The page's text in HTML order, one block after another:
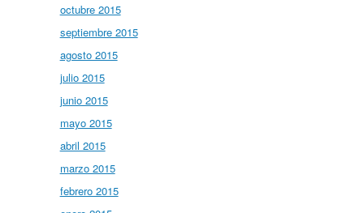
octubre 2015
septiembre 2015
agosto 2015
julio 2015
junio 2015
mayo 2015
abril 2015
marzo 2015
febrero 2015